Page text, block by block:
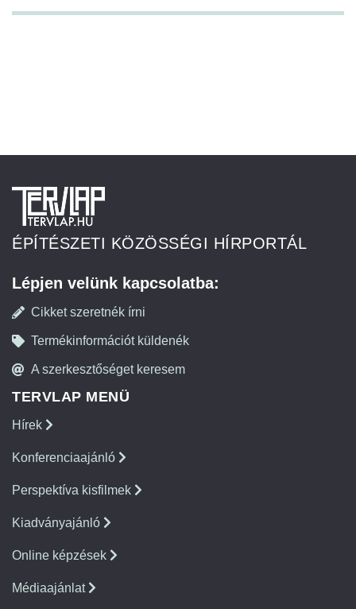
ÉPÍTÉSZETI KÖZÖSSÉGI HÍRPORTÁL
Lépjen velünk kapcsolatba:
Cikket szeretnék írni
Termékinformációt küldenék
A szerkesztőséget keresem
TERVLAP MENÜ
Hírek
Konferenciaajánló
Perspektíva kisfilmek
Kiadványajánló
Online képzések
Médiaajánlat